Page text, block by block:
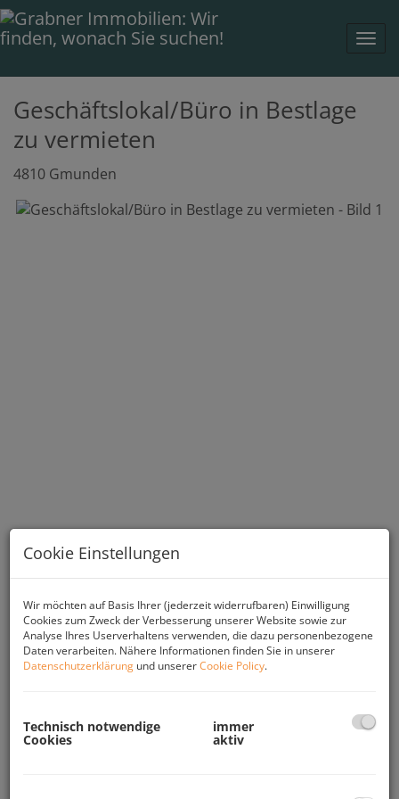
Geschäftslokal/Büro in Bestlage
zu vermieten
4810 Gmunden
Beschreibung
oder Büro bietet sich an. Die großzügigen Auslagen
eignen sich ideal zur Warenpräsentation.
Cookie Einstellungen
Wir möchten auf Basis Ihrer (jederzeit widerrufbaren) Einwilligung
Cookies zum Zweck der Verbesserung unserer Website sowie zur
Analyse Ihres Userverhaltens verwenden, die dazu personenbezogene
Daten verarbeiten. Nähere Informationen finden Sie in unserer
Datenschutzerklärung und unsererCookie Policy.
Technisch notwendige
Cookies
immer
aktiv